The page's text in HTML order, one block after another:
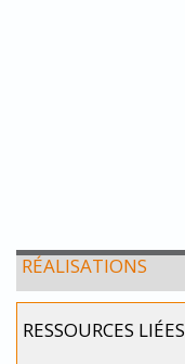
RÉALISATIONS
RESSOURCES LIÉES